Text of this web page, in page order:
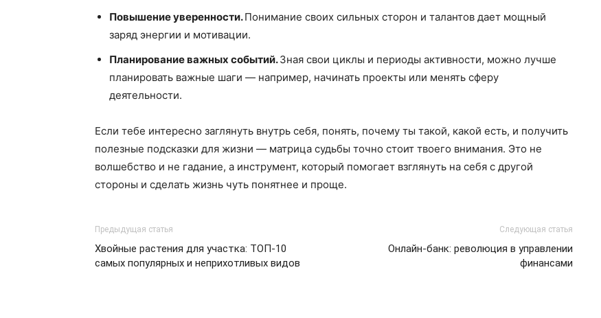
Повышение уверенности.Понимание своих сильных сторон и талантов дает мощный
заряд энергии и мотивации.
Планирование важных событий.Зная свои циклы и периоды активности, можно лучше
планировать важные шаги — например, начинать проекты или менять сферу
деятельности.
Если тебе интересно заглянуть внутрь себя, понять, почему ты такой, какой есть, и получить
полезные подсказки для жизни — матрица судьбы точно стоит твоего внимания. Это не
волшебство и не гадание, а инструмент, который помогает взглянуть на себя с другой
стороны и сделать жизнь чуть понятнее и проще.
Предыдущая статья
Хвойные растения для участка: ТОП-10
самых популярных и неприхотливых видов
Следующая статья
Онлайн-банк: революция в управлении
финансами